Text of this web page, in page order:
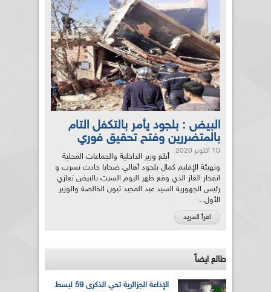
البيض : بلجود يأمر بالتكفل التام
بالمتضررين وفتح تحقيق فوري
10 أكتوبر 2020
أبلغ وزير الداخلية والجماعات المحلية
وتهيئة الإقليم كمال بلجود أهالي ضحايا حادث تسرب و
انفجار الغاز الذي وقع ظهر اليوم السبت بالبيض تعازي
رئيس الجهورية السيد عبد المجيد تبون الخالصة والوزير
الأول...
اقرأ المزيد
طالع ايضاً
الإذاعة الجزائرية تحي الذكرى 59 لبسط